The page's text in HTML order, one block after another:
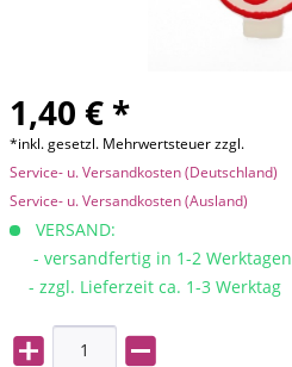
1,40 € *
*inkl. gesetzl. Mehrwertsteuer zzgl.
Service- u. Versandkosten (Deutschland)
Service- u. Versandkosten (Ausland)
VERSAND:
- versandfertig in 1-2 Werktagen
- zzgl. Lieferzeit ca. 1-3 Werktag